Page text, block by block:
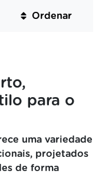
Ordenar
para o
uma variedade
projetados
de forma